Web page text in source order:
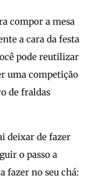
compor a mesa
a cara da festa
pode reutilizar
uma competição
de fraldas
deixar de fazer
o passo a
fazer no seu chá: